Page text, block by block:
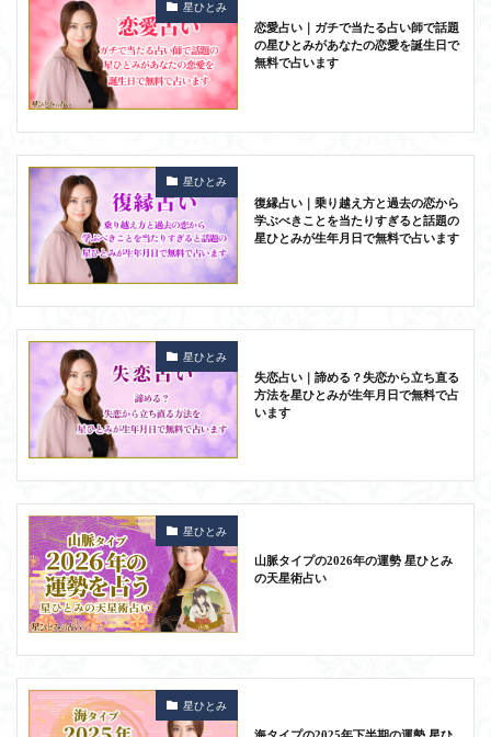
星ひとみ
恋愛占い｜ガチで当たる占い師で話題
の星ひとみがあなたの恋愛を誕生日で
無料で占います
星ひとみ
復縁占い｜乗り越え方と過去の恋から
学ぶべきことを当たりすぎると話題の
星ひとみが生年月日で無料で占います
星ひとみ
失恋占い｜諦める？失恋から立ち直る
方法を星ひとみが生年月日で無料で占
います
星ひとみ
山脈タイプの2026年の運勢 星ひとみ
の天星術占い
星ひとみ